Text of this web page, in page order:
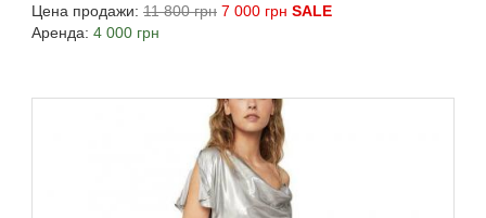
Цена продажи: 11 800 грн 7 000 грн SALE
Аренда: 4 000 грн